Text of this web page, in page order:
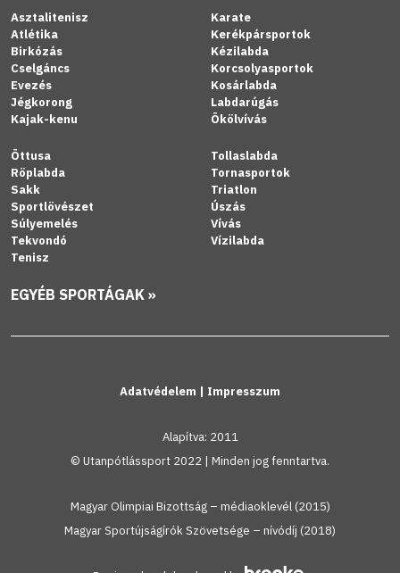
Asztalitenisz
Atlétika
Birkózás
Cselgáncs
Evezés
Jégkorong
Kajak-kenu
Karate
Kerékpársportok
Kézilabda
Korcsolyasportok
Kosárlabda
Labdarúgás
Ökölvívás
Öttusa
Röplabda
Sakk
Sportlövészet
Súlyemelés
Tekvondó
Tenisz
Tollaslabda
Tornasportok
Triatlon
Úszás
Vívás
Vízilabda
EGYÉB SPORTÁGAK »
Adatvédelem | Impresszum
Alapítva: 2011
© Utanpótlássport 2022 | Minden jog fenntartva.
Magyar Olimpiai Bizottság – médiaoklevél (2015)
Magyar Sportújságírók Szövetsége – nívódíj (2018)